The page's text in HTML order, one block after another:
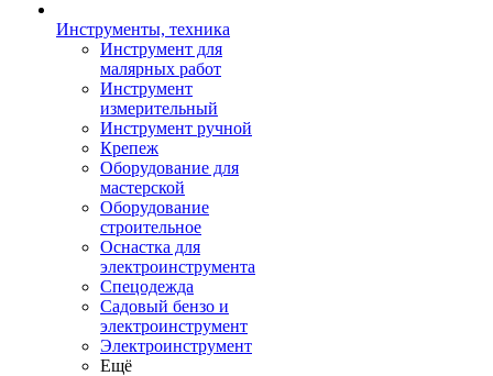
Инструменты, техника
Инструмент для
малярных работ
Инструмент
измерительный
Инструмент ручной
Крепеж
Оборудование для
мастерской
Оборудование
строительное
Оснастка для
электроинструмента
Спецодежда
Садовый бензо и
электроинструмент
Электроинструмент
Ещё